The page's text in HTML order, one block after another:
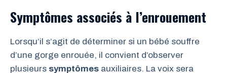
Symptômes associés à l’enrouement
Lorsqu’il s’agit de déterminer si un bébé souffre
d’une gorge enrouée, il convient d’observer
plusieurs symptômes auxiliaires. La voix sera